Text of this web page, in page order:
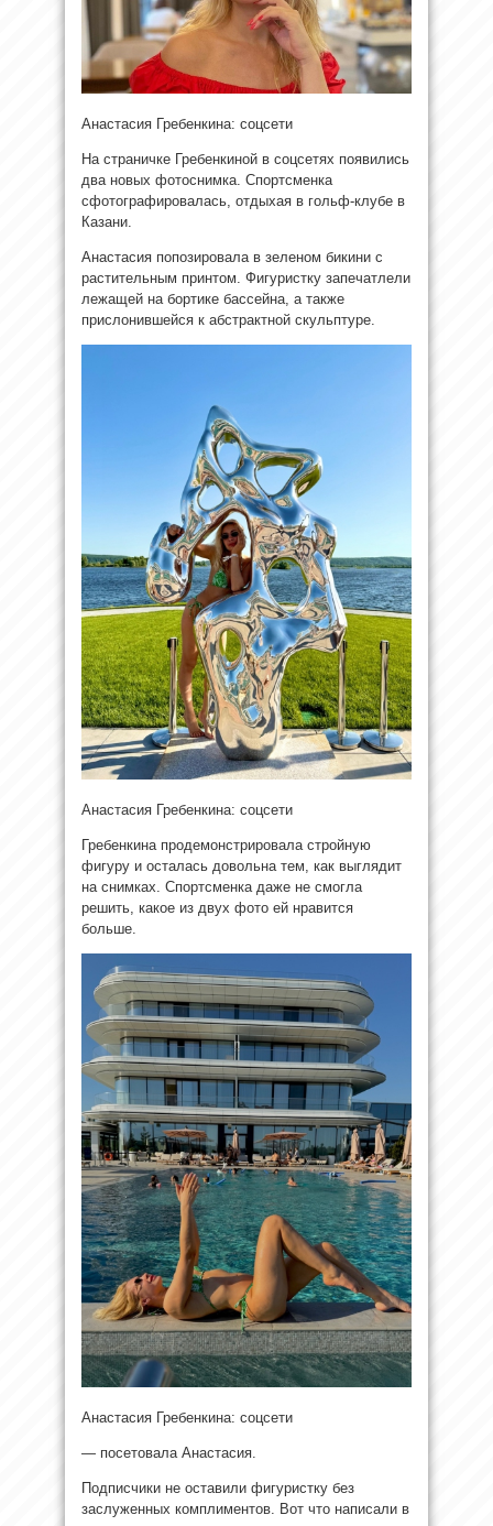
Анастасия Гребенкина: соцсети
На страничке Гребенкиной в соцсетях появились
два новых фотоснимка. Спортсменка
сфотографировалась, отдыхая в гольф-клубе в
Казани.
Анастасия попозировала в зеленом бикини с
растительным принтом. Фигуристку запечатлели
лежащей на бортике бассейна, а также
прислонившейся к абстрактной скульптуре.
Анастасия Гребенкина: соцсети
Гребенкина продемонстрировала стройную
фигуру и осталась довольна тем, как выглядит
на снимках. Спортсменка даже не смогла
решить, какое из двух фото ей нравится
больше.
Анастасия Гребенкина: соцсети
— посетовала Анастасия.
Подписчики не оставили фигуристку без
заслуженных комплиментов. Вот что написали в